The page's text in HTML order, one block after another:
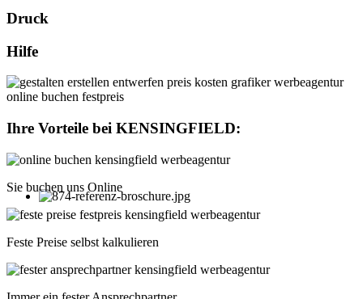
Druck
Hilfe
Ihre Vorteile bei KENSINGFIELD:
Sie buchen uns Online
Feste Preise selbst kalkulieren